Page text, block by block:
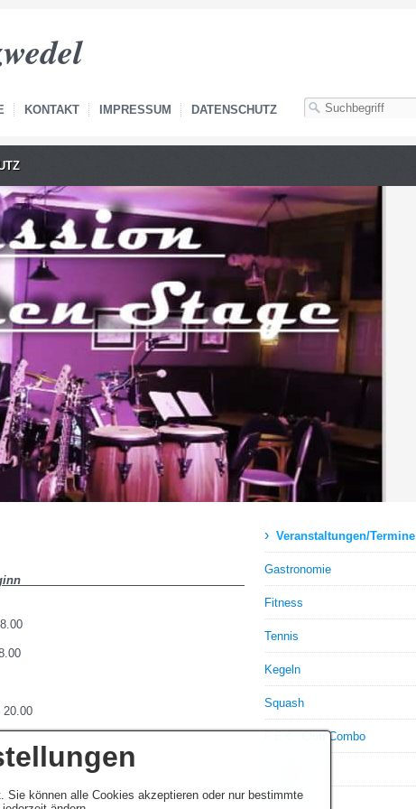
KONTAKT IMPRESSUM DATENSCHUTZ
› Veranstaltungen/Termine
Gastronomie
Fitness
Tennis
Kegeln
Squash
F.E.C. Club Combo
Pension
Sie können alle Cookies akzeptieren oder nur bestimmte